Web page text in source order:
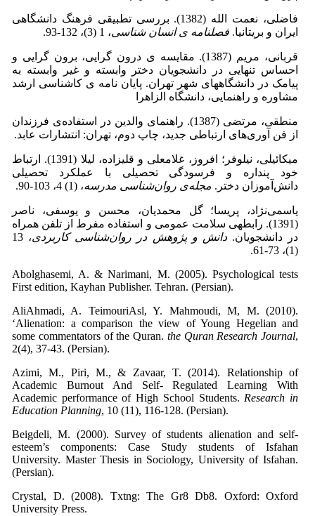
فاضلی، نعمت الله (1382). بررسی تطبیقی فرهنگ دانشگاهی
ایران و بریتانیا. فصلنامه ی انسان شناسی، 1 (3)، 132-93.
قربانی، مریم (1387). مقایسه ی درون گرایی، برون گرایی و
احساس تنهایی در دانشجویان دختر وابسته و غیر وابسته به
پیامک در دانشگاههای شهر تهران. پایان نامه ی کاشناسی ارشد
مشاوره و راهنمایی، دانشگاه الزاهرا
منطقی، مرتضی (1387). راهنمای والدین در استفاده‌ی فرزندان
از فن آوری‌های ارتباطی جدید، چاپ دوم، تهران: انتشارات عابد.
میکائیلی، نیلوفر؛ افروز، غلامعلی و قلیزاده، لیلا (1391). ارتباط
خود پنداره و فرسودگی تحصیلی با عملکرد تحصیلی
دانش‌آموزان دختر. مجله‌ی روان‌شناسی مدرسه، (1) 4، 103-90.
یاسمی‌نژاد، پریسا؛ گل محمدیان، محسن و یوسفی، ناصر
(1391). رابطه­ی سلامت عمومی و استفاده مفرط از تلفن همراه
در دانشجویان.دانش و پژوهش در روان‌شناسی کاربردی
، 13
(1)، 73-61.
Abolghasemi, A. & Narimani, M. (2005). Psychological tests
First edition, Kayhan Publisher. Tehran. (Persian).
AliAhmadi, A. TeimouriAsl, Y. Mahmoudi, M, M. (2010).
‘Alienation: a comparison the view of Young Hegelian and
some commentators of the Quran. the Quran Research Journal,
2(4), 37-43. (Persian).
Azimi, M., Piri, M., & Zavaar, T. (2014). Relationship of
Academic Burnout And Self- Regulated Learning With
Academic performance of High School Students. Research in
Education Planning, 10 (11), 116-128. (Persian).
Beigdeli, M. (2000). Survey of students alienation and self-
esteem’s components: Case Study students of Isfahan
University. Master Thesis in Sociology, University of Isfahan.
(Persian).
Crystal, D. (2008). Txtng: The Gr8 Db8. Oxford: Oxford
University Press.